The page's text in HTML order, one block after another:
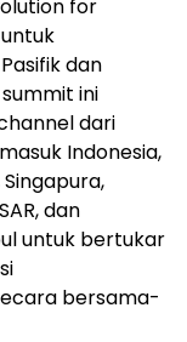
for
dan
ini
dari
Indonesia,
dan
untuk bertukar
bersama-